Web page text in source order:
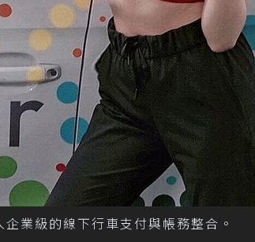
業級的線下行車支付與帳務整合。